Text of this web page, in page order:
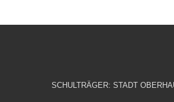
SCHULTRÄGER: STADT